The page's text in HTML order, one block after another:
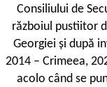
Consiliului de
războiul pustiitor
Georgiei și după
2014 – Crimeea,
acolo când se